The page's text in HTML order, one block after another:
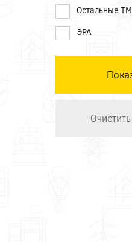
Остальные ТМ
ЭРА